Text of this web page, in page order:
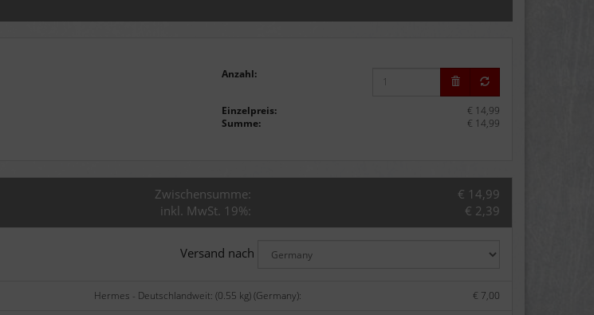
Anzahl:
Einzelpreis:
€ 14,99
Summe:
€ 14,99
Zwischensumme:
€ 14,99
inkl. MwSt. 19%:
€ 2,39
Versand nach
Hermes - Deutschlandweit: (0.55 kg) (Germany): € 7,00